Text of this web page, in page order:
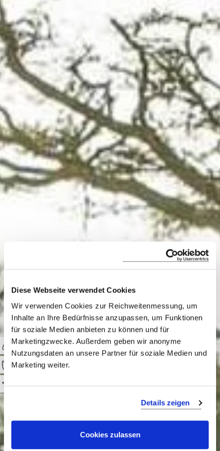
Diese Webseite verwendet Cookies
Wir verwenden Cookies zur Reichweitenmessung, um
Inhalte an Ihre Bedürfnisse anzupassen, um Funktionen
für soziale Medien anbieten zu können und für
Marketingzwecke. Außerdem geben wir anonyme
Nutzungsdaten an unsere Partner für soziale Medien und
Marketing weiter.
Details zeigen
Cookies zulassen
Active & Om
Ihre individuelle Schnittmenge aus
„Aktiv“ und „Luxus“. Ausgefallen,
überraschend, voller Energie. Exklusive
Aktivreisen ins away from it all!